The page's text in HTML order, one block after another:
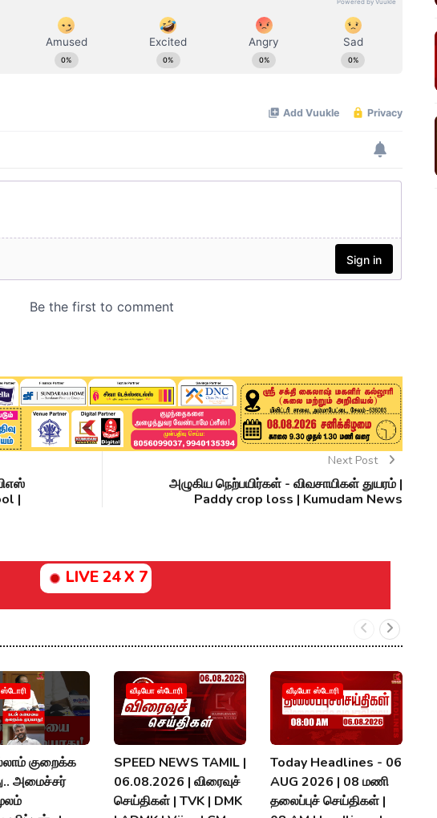
|
Next Post
அழுகிய நெற்பயிர்கள் - விவசாயிகள் துயரம் |
Paddy crop loss | Kumudam News
LIVE 24 X 7
குறைக்க
அமைச்சர்
வீடியோ ஸ்டோரி
SPEED NEWS TAMIL |
06.08.2026 | விரைவுச்
செய்திகள் | TVK | DMK
வீடியோ ஸ்டோரி
Today Headlines - 06
AUG 2026 | 08 மணி
தலைப்புச் செய்திகள் |